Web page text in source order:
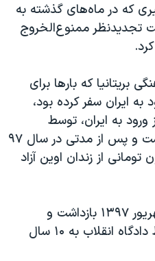
که در ماه‌های گذشته به
تجدیدنظر ممنوع‌الخروج
بریتانیا که بارها برای
ایران سفر کرده بود،
بعد از ورود به ایران، توسط
ماموران وزارت اطلاعات بازداشت و پس از مدتی در سال ۹۷
وثیقه ۵۰۰ میلیون تومانی از زندان اوین آزاد
او پس از آزادی بار دیگر در شهریور ۱۳۹۷ بازداشت و
اردیبهشت ماه سال ۹۸ توسط دادگاه انقلاب به ۱۰ سال